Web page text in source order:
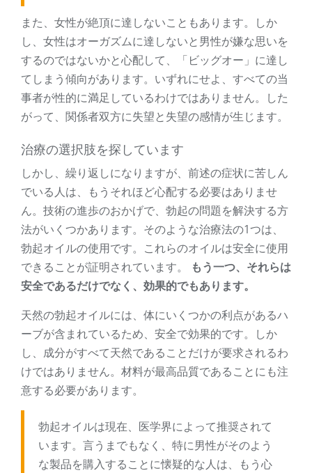
また、女性が絶頂に達しないこともあります。しか
し、女性はオーガズムに達しないと男性が嫌な思いを
するのではないかと心配して、「ビッグオー」に達し
てしまう傾向があります。いずれにせよ、すべての当
事者が性的に満足しているわけではありません。した
がって、関係者双方に失望と失望の感情が生じます。
治療の選択肢を探しています
しかし、繰り返しになりますが、前述の症状に苦しん
でいる人は、もうそれほど心配する必要はありませ
ん。技術の進歩のおかげで、勃起の問題を解決する方
法がいくつかあります。そのような治療法の1つは、
勃起オイルの使用です。これらのオイルは安全に使用
できることが証明されています。
もう一つ、それらは
安全であるだけでなく、効果的でもあります。
天然の勃起オイルには、体にいくつかの利点があるハ
ーブが含まれているため、安全で効果的です。しか
し、成分がすべて天然であることだけが要求されるわ
けではありません。材料が最高品質であることにも注
意する必要があります。
勃起オイルは現在、医学界によって推奨されて
います。言うまでもなく、特に男性がそのよう
な製品を購入することに懐疑的な人は、もう心